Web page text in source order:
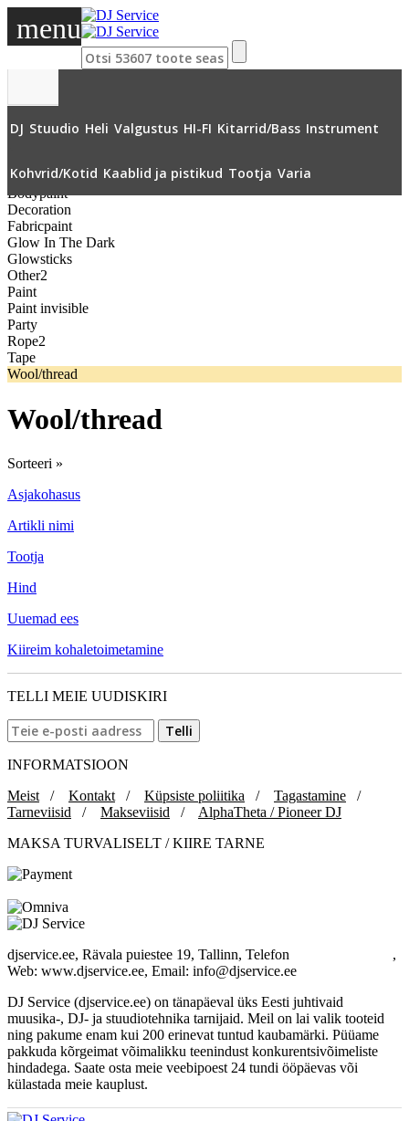
menu
DJ Stuudio Heli Valgustus HI-FI Kitarrid/Bass Instrument
Kohvrid/Kotid Kaablid ja pistikud Tootja Varia
Varia
Kõik
Bodypaint
Decoration
Fabricpaint
Glow In The Dark
Glowsticks
Other2
Paint
Paint invisible
Party
Rope2
Tape
Wool/thread
Wool/thread
Sorteeri »
Asjakohasus
Artikli nimi
Tootja
Hind
Uuemad ees
Kiireim kohaletoimetamine
TELLI MEIE UUDISKIRI
INFORMATSIOON
Meist / Kontakt / Küpsiste poliitika / Tagastamine /
Tarneviisid / Makseviisid / AlphaTheta / Pioneer DJ
MAKSA TURVALISELT / KIIRE TARNE
djservice.ee, Rävala puiestee 19, Tallinn, Telefon
,
Web: www.djservice.ee, Email: info@djservice.ee
DJ Service (djservice.ee) on tänapäeval üks Eesti juhtivaid
muusika-, DJ- ja stuudiotehnika tarnijaid. Meil on lai valik tooteid
ning pakume enam kui 200 erinevat tuntud kaubamärki. Püüame
pakkuda kõrgeimat võimalikku teenindust konkurentsivõimeliste
hindadega. Saate osta meie veebipoest 24 tundi ööpäevas või
külastada meie kauplust.